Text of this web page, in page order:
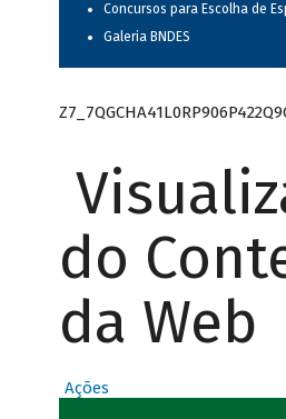
Concursos para Escolha de
Galeria BNDES
do
da Web
Ações